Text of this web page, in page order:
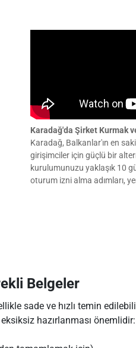
Karadağ'da Şirket Kurmak
Karadağ, Balkanlar'ın en
girişimciler için güçlü bir
kurulumunuzu yaklaşık 10
oturum izni alma adımları,
Belgeler
sade ve hızlı temin
hazırlanması önemlidir: